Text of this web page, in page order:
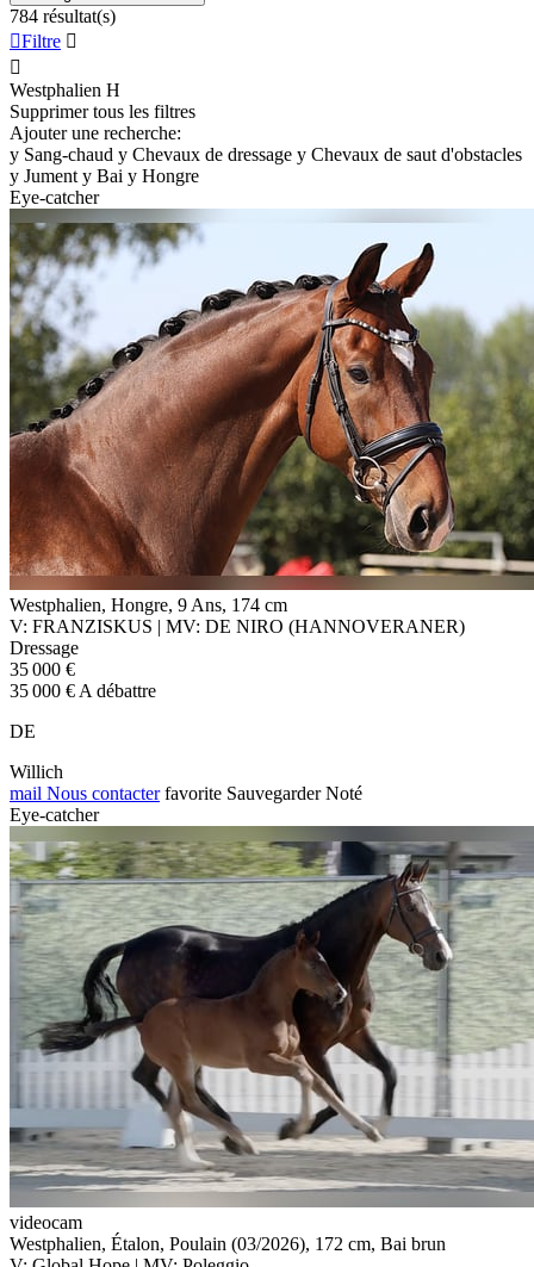
784 résultat(s)
Filtre 

Westphalien H
Supprimer tous les filtres
Ajouter une recherche:
y Sang-chaud y Chevaux de dressage y Chevaux de saut d'obstacles
y Jument y Bai y Hongre
Eye-catcher
Westphalien, Hongre, 9 Ans, 174 cm
V: FRANZISKUS | MV: DE NIRO (HANNOVERANER)
Dressage
35 000 €
35 000 € A débattre
DE
Willich
mail Nous contacter favorite Sauvegarder Noté
Eye-catcher
videocam
Westphalien, Étalon, Poulain (03/2026), 172 cm, Bai brun